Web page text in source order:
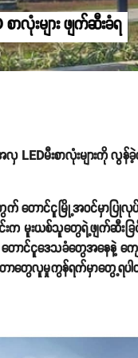
လုံးများ ဖျက်ဆီးခံရ
မီးစာလုံးများကို လွန်
ောင်ငူမြို့အဝင်မှာပြုလု
းက မူးယစ်သူတွေရဲ့ဖျက်ဆီး
ောင်ငူဒေသခံတွေအနေနဲ့
ာတွေလူမှုကွန်ရက်မှာတွေ့ရပ